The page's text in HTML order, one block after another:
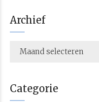
Archief
Maand selecteren
Categorie